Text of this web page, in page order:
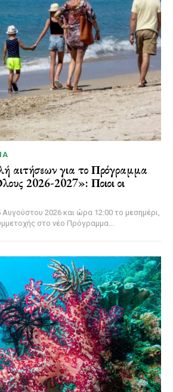
αιτήσεων για το Πρόγραμμα
2026-2027»: Ποιοι οι
2026 και ώρα 12:00 το μεσημέρι,
στο νέο Πρόγραμμα...